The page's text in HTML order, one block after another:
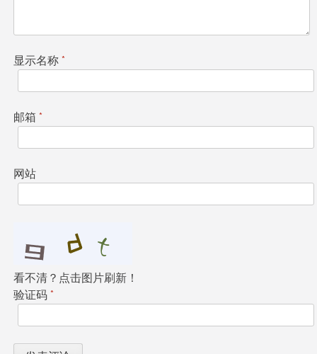
显示名称 *
邮箱 *
网站
看不清？点击图片刷新！
验证码 *